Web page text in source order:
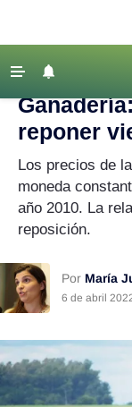
Lechería
Tecnología
Agenda
Regionales
Agronegocios
Mercados
‹ VOLVER
Agroclave
reponer
Los precios de
moneda
año 2010. La
reposición.
Por María
6 de abril